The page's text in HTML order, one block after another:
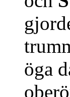
öga